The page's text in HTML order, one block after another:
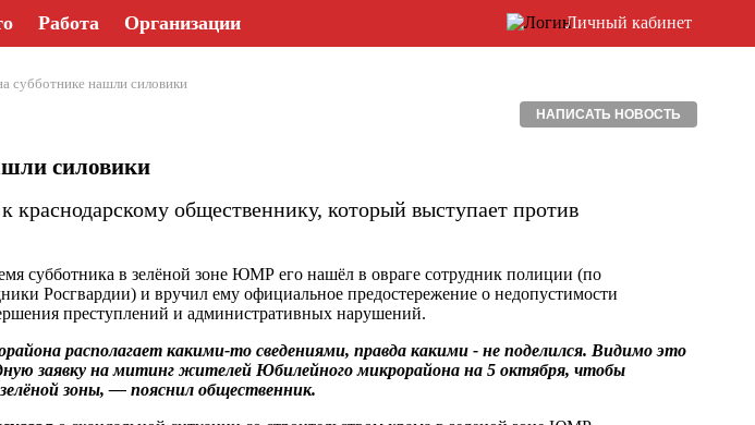
Работа Организации Личный кабинет
субботнике нашли силовики
НАПИСАТЬ НОВОСТЬ
силовики
краснодарскому общественнику, который выступает против
субботника в зелёной зоне ЮМР его нашёл в овраге сотрудник полиции (по
Росгвардии) и вручил ему официальное предостережение о недопустимости
преступлений и административных нарушений.
располагает какими-то сведениями, правда какими - не поделился. Видимо это
заявку на митинг жителей Юбилейного микрорайона на 5 октября, чтобы
зоны, — пояснил общественник.